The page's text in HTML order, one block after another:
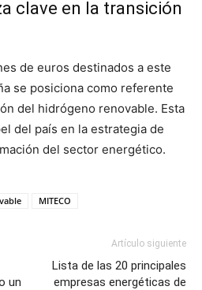
clave en la transición
de euros destinados a este
se posiciona como referente
del hidrógeno renovable. Esta
del país en la estrategia de
del sector energético.
MITECO
un
Artículo siguiente
Lista de las 20 principales
empresas energéticas de